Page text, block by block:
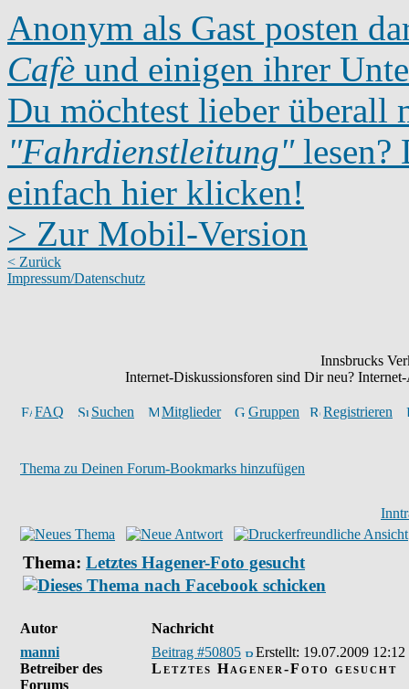
Anonym als Gast posten
Cafè und einigen ihrer
Du möchtest lieber überall
"Fahrdienstleitung"lesen?
einfach hier klicken!
> Zur Mobil-Version
< Zurück
Impressum/Datenschutz
Innsbrucks
Internet-Diskussionsforen sind Dir neu?
FAQ Suchen Mitglieder Gruppen Registrieren
Thema zu Deinen Forum-Bookmarks hinzufügen
Thema: Letztes Hagener-Foto gesucht
Autor
Nachricht
manni
Betreiber des
Forums
Beitrag #50805 Erstellt: 19.07.2009 12:12
Letztes Hagener-Foto gesucht